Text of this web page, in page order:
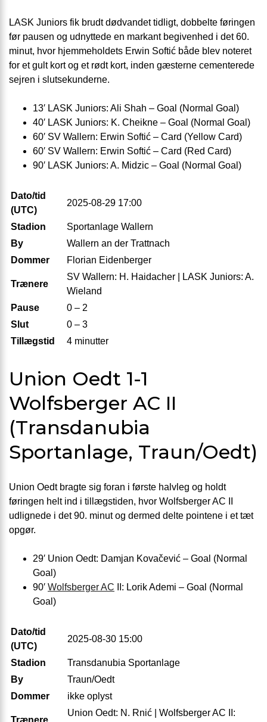
LASK Juniors fik brudt dødvandet tidligt, dobbelte føringen
før pausen og udnyttede en markant begivenhed i det 60.
minut, hvor hjemmeholdets Erwin Softić både blev noteret
for et gult kort og et rødt kort, inden gæsterne cementerede
sejren i slutsekunderne.
13′ LASK Juniors: Ali Shah – Goal (Normal Goal)
40′ LASK Juniors: K. Cheikne – Goal (Normal Goal)
60′ SV Wallern: Erwin Softić – Card (Yellow Card)
60′ SV Wallern: Erwin Softić – Card (Red Card)
90′ LASK Juniors: A. Midzic – Goal (Normal Goal)
Dato/tid
(UTC)
2025-08-29 17:00
Stadion
Sportanlage Wallern
By
Wallern an der Trattnach
Dommer
Florian Eidenberger
Trænere
SV Wallern: H. Haidacher | LASK Juniors: A.
Wieland
Pause
0 – 2
Slut
0 – 3
Tillægstid
4 minutter
Union Oedt 1-1
Wolfsberger AC II
(Transdanubia
Sportanlage, Traun/Oedt)
Union Oedt bragte sig foran i første halvleg og holdt
føringen helt ind i tillægstiden, hvor Wolfsberger AC II
udlignede i det 90. minut og dermed delte pointene i et tæt
opgør.
29′ Union Oedt: Damjan Kovačević – Goal (Normal
Goal)
90′ Wolfsberger AC II: Lorik Ademi – Goal (Normal
Goal)
Dato/tid
(UTC)
2025-08-30 15:00
Stadion
Transdanubia Sportanlage
By
Traun/Oedt
Dommer
ikke oplyst
Trænere
Union Oedt: N. Rnić | Wolfsberger AC II: